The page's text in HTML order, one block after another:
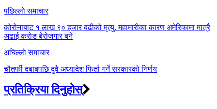
Post
navigation
पछिल्लाे समाचार
कोरोनाबाट १ लाख ९० हजार बढीको मृत्यु, महामारीका कारण अमेरिकामा मात्रै
अढाई करोड बेरोजगार बने
अघिल्लाे समाचार
चौतर्फी दबाबपछि दुवै अध्यादेश फिर्ता गर्ने सरकारको निर्णय
प्रतिक्रिया दिनुहोस्